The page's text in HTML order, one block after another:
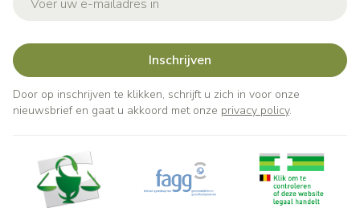
Inschrijven
Door op inschrijven te klikken, schrijft u zich in voor onze
nieuwsbrief en gaat u akkoord met onze privacy policy.